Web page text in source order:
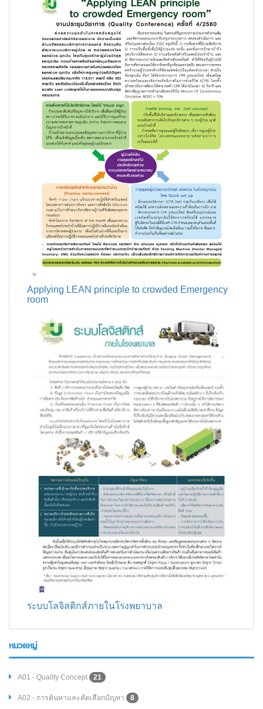
Applying LEAN principle to crowded Emergency
room
ระบบโลจิสติกส์ภายในโรงพยาบาล
หมวดหมู่
A01 - Quality Concept 21
A02 - การค้นหาและคัดเลือกปัญหา 8